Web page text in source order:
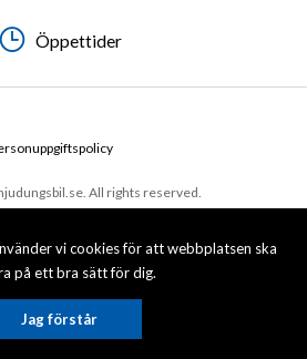
vi cookies för att webbplatsen ska
på ett bra sätt för dig.
Jag förstår
Öppettider
Öppettider
Öppettider
All rights reserved.